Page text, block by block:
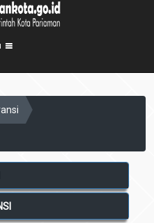
Daerah